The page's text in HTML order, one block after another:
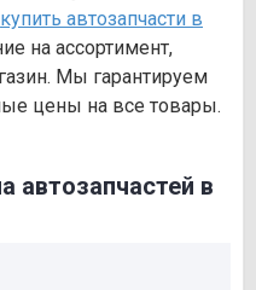
купить автозапчасти в
на ассортимент,
Мы гарантируем
цены на все товары.
автозапчастей в